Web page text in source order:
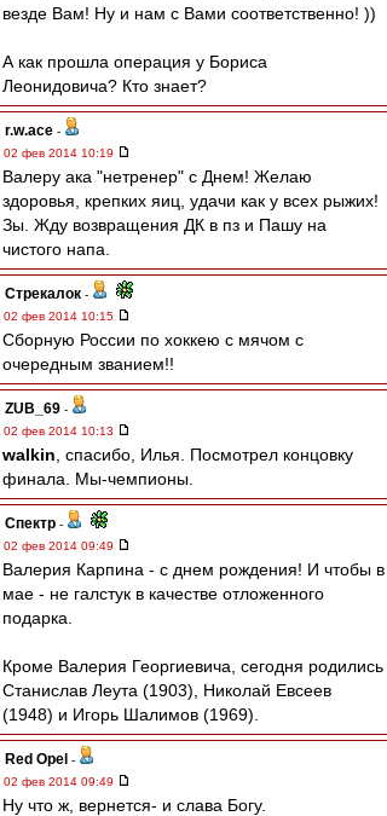
везде Вам! Ну и нам с Вами соответственно! ))
А как прошла операция у Бориса
Леонидовича? Кто знает?
r.w.ace -
02 фев 2014 10:19
Валеру ака "нетренер" с Днем! Желаю
здоровья, крепких яиц, удачи как у всех рыжих!
Зы. Жду возвращения ДК в пз и Пашу на
чистого напа.
Стрекалок -
02 фев 2014 10:15
Сборную России по хоккею с мячом с
очередным званием!!
ZUB_69 -
02 фев 2014 10:13
walkin , спасибо, Илья. Посмотрел концовку
финала. Мы-чемпионы.
Спектр -
02 фев 2014 09:49
Валерия Карпина - с днем рождения! И чтобы в
мае - не галстук в качестве отложенного
подарка.
Кроме Валерия Георгиевича, сегодня родились
Станислав Леута (1903), Николай Евсеев
(1948) и Игорь Шалимов (1969).
Red Opel -
02 фев 2014 09:49
Ну что ж, вернется- и слава Богу.